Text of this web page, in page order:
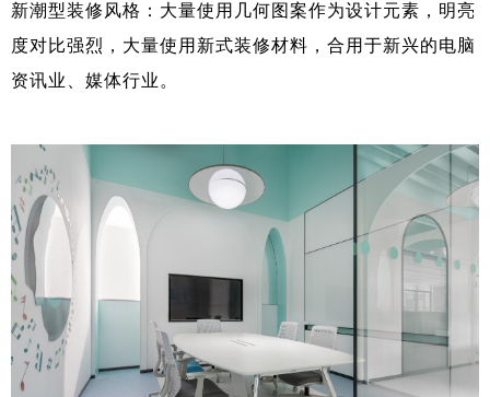
新潮型装修风格：大量使用几何图案作为设计元素，明亮
度对比强烈，大量使用新式装修材料，合用于新兴的电脑
资讯业、媒体行业。